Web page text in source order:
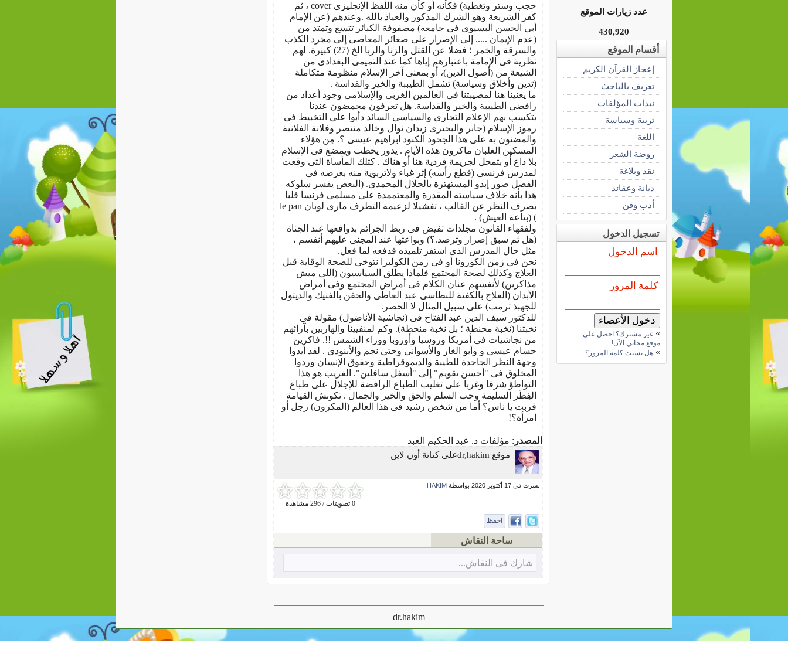
حجب وستر وتغطية) فكأنه أو كأن منه اللفظ الإنجليزى cover ، ثم
كفر الشريعة وهو الشرك المذكور والعياذ بالله .وعندهم (عن الإمام
أبى الحسن البسيوى فى جامعه) مصفوفة الكبائر تتسع وتمتد من
(عدم الإيمان ..... إلى الإصرار على صغائر المعاصى إلى مجرد الكذب
والسرقة والخمر ؛ فضلا عن القتل والزنا والربا الخ (27) كبيرة. لهم
نظرية فى الإمامة باعتبارهم إياها كما عند التميمى البغدادى من
الشيعة من (أصول الدين)، أو بمعنى آخر الإسلام منظومة متكاملة
(تدين وأخلاق وسياسة) تشمل الطيببة والخير والقداسة .
ما يعنينا هنا لمصيبتنا فى العالمين الغربى والإسلامى وجود أعداد من
رافضى الطيببة والخير والقداسة. هل تعرفون محمضون عندنا
يتكسب بهم الإعلام التجارى والسياسى السائد دأبوا على التخبيط فى
رموز الإسلام (جابر والبحيرى زيدان نوال وخالد منتصر وفلانة الفلانية
والمضنون به على هذا الجحود الكنود ابراهيم عيسى ؟. مِن هؤلاء
المسكين الغلبان ماكرون هذه الأيام . يدور يخطب ويمضغ فى الإسلام
بلا داع أو بتمحل لجريمة فردية هنا أو هناك . كتلك المأساة التى وقعت
لمدرس فرنسى (قطع رأسه) إثر غباء ولاتربوية منه بعرضه فى
الفصل صور إبدو المستهترة بالجلال المحمدى. (البعض يفسر سلوكه
هذا بأنه خلاف سياسته المقدرة والمعتممدة على مسلمى فرنسا قلبا
بصرف النظر عن القالب ، تفشيلا لزعيمة التطرف مارى لوبان le pan
) (بتاعة العيش) .
ولفقهاء القانون مجلدات تفيض فى ربط الجرائم بدوافعها عند الجناة
(هل ثم سبق إصرار وترصد.؟) وبواعثها عند المجنى عليهم أنفسم ،
مثل حال المدرس الذى استفز تلميذه فدفعه لما فعل.
نحن فى زمن الكورونا أو فى زمن الكوليرا نتوخى للصحة الوقاية قبل
العلاج وكذلك لصحة المجتمع فلماذا يطلق السياسيون (اللى ميش
مذاكرين) لأنفسهم عنان الكلام فى أمراض المجتمع وفى أمراض
الأبدان (العلاج بالكفتة للنطاسى عبد العاطى والحقن بالفنيك والديتول
للجهبذ ترمب) على سبيل المثال لا الحصر.
للدكتور سيف الدين عبد الفتاح فى (نجاشية الأناضول) مقولة فى
نخبتنا (نخبة محنطة ؛ بل نخبة منحطة). وكم لمنفيينا والهاربين بآرائهم
من نجاشيات فى أمريكا وروسيا وأوروبا ووراء الشمس !!. فاكرين
حسام عيسى و وأبو الغار والأسوانى وحتى نجم والأبنودى . لقد أيدوا
وجهة النظر الجاحدة للطيبة والديموقراطية وحقوق الإنسان وردوا
المخلوق فى "أحسن تقويم" إلى "أسفل سافلين". الغريب هو هذا
التواطؤ شرقا وغربا على تغليب الطباع الرافضة للإجلال على طباع
الفِطَر السليمة وحب السلم والحق والخير والجمال . تكونش القيامة
قربت يا ناس؟ أما من شخص رشيد فى هذا العالم (المكرون) رجل أو
امرأة؟!
المصدر : مؤلفات د. عبد الحكيم العبد
موقع dr,hakimعلى كنانة أون لاين
0 تصويتات / 296 مشاهدة
نشرت فى 17 أكتوبر 2020 بواسطة HAKIM
احفظ
ساحة النقاش
شارك فى النقاش...
عدد زيارات الموقع
430,920
أقسام الموقع
إعجاز القرآن الكريم
تعريف بالباحث
نبذات المؤلفات
تربية وسياسة
اللغة
روضة الشعر
نقد وبلاغة
ديانة وعقائد
أدب وفن
تسجيل الدخول
اسم الدخول
كلمة المرور
» غير مشترك؟ احصل على
موقع مجاني الآن!
» هل نسيت كلمة المرور؟
dr.hakim